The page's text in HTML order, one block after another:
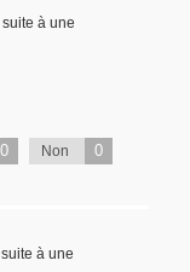
suite à une
0 Non 0
suite à une